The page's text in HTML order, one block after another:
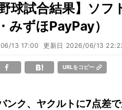
野球試合結果】ソ
みずほPayPay）
13 17:00 更新日 2026/06/13
URLをコピー
ンク、ヤクルトに7点差で